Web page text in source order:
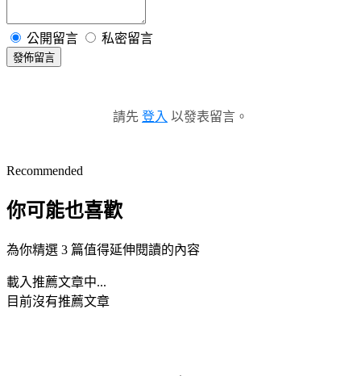
公開留言 私密留言
發佈留言
請先 登入 以發表留言。
Recommended
你可能也喜歡
為你精選 3 篇值得延伸閱讀的內容
載入推薦文章中...
目前沒有推薦文章